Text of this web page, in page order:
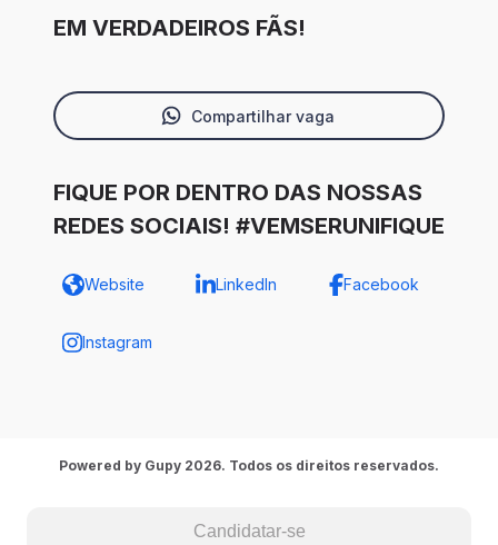
EM VERDADEIROS FÃS!
Compartilhar vaga
FIQUE POR DENTRO DAS NOSSAS
REDES SOCIAIS! #VEMSERUNIFIQUE
Website LinkedIn Facebook
Instagram
Candidatar-se
Powered by Gupy 2026. Todos os direitos reservados.